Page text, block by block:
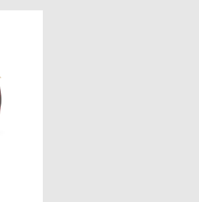
l’eleganza con le borse Fendi piccole e
spalla. Aggiungi un tocco raffinato ai tuoi